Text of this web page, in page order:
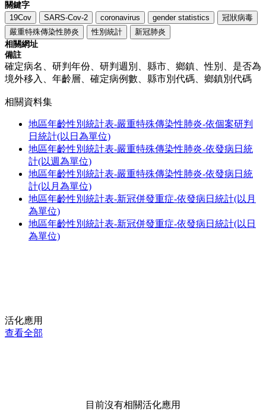
關鍵字
19Cov
SARS-Cov-2 coronavirus gender statistics
冠狀病毒
嚴重特殊傳染性肺炎
性別統計
新冠肺炎
相關網址
備註
確定病名、研判年份、研判週別、縣市、鄉鎮、性別、是否為
境外移入、年齡層、確定病例數、縣市別代碼、鄉鎮別代碼
相關資料集
地區年齡性別統計表-嚴重特殊傳染性肺炎-依個案研判
日統計(以日為單位)
地區年齡性別統計表-嚴重特殊傳染性肺炎-依發病日統
計(以週為單位)
地區年齡性別統計表-嚴重特殊傳染性肺炎-依發病日統
計(以月為單位)
地區年齡性別統計表-新冠併發重症-依發病日統計(以月
為單位)
地區年齡性別統計表-新冠併發重症-依發病日統計(以日
為單位)
活化應用
查看全部
目前沒有相關活化應用